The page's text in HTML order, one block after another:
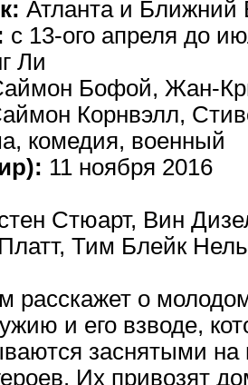
Атланта и Ближний
с 13-ого апреля до
Ли
Бофой, Жан-
Корнвэлл,
комедия, военный
11 ноября 2016
Стюарт, Вин
Тим Блейк
расскажет о
и его взводе,
заснятыми
Их привозят